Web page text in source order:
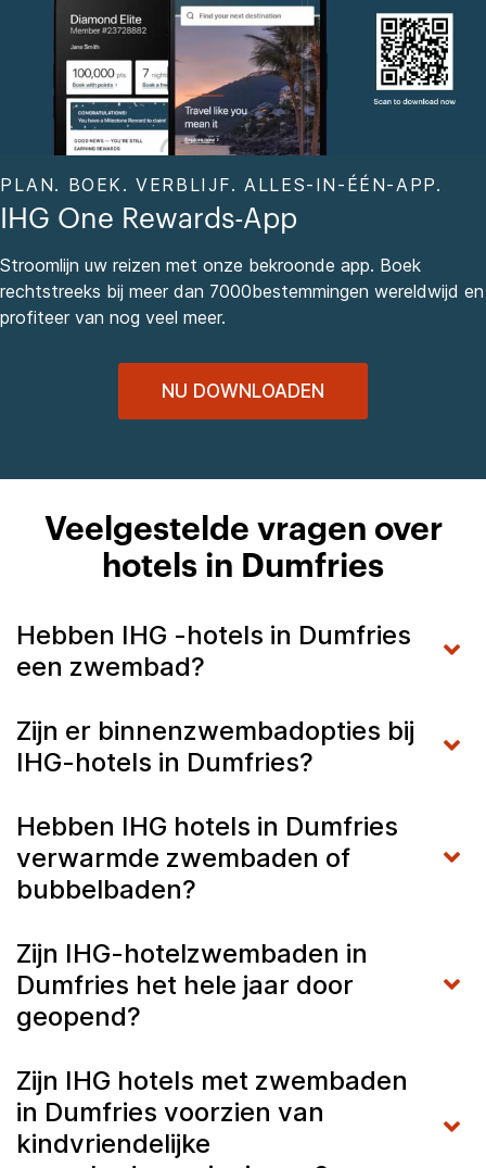
PLAN. BOEK. VERBLIJF. ALLES-IN-ÉÉN-APP.
IHG One Rewards-App
Stroomlijn uw reizen met onze bekroonde app. Boek
rechtstreeks bij meer dan 7000bestemmingen wereldwijd en
profiteer van nog veel meer.
NU DOWNLOADEN
Veelgestelde vragen over
hotels in Dumfries
Hebben IHG -hotels in Dumfries
een zwembad?
Zijn er binnenzwembadopties bij
IHG-hotels in Dumfries?
Hebben IHG hotels in Dumfries
verwarmde zwembaden of
bubbelbaden?
Zijn IHG-hotelzwembaden in
Dumfries het hele jaar door
geopend?
Zijn IHG hotels met zwembaden
in Dumfries voorzien van
kindvriendelijke